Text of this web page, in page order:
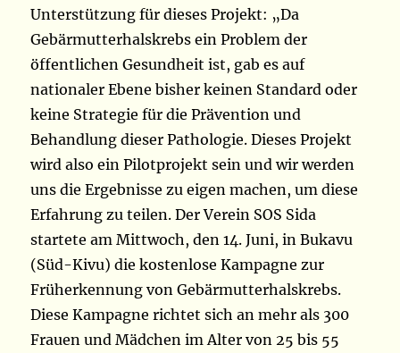
Unterstützung für dieses Projekt: „Da
Gebärmutterhalskrebs ein Problem der
öffentlichen Gesundheit ist, gab es auf
nationaler Ebene bisher keinen Standard oder
keine Strategie für die Prävention und
Behandlung dieser Pathologie. Dieses Projekt
wird also ein Pilotprojekt sein und wir werden
uns die Ergebnisse zu eigen machen, um diese
Erfahrung zu teilen. Der Verein SOS Sida
startete am Mittwoch, den 14. Juni, in Bukavu
(Süd-Kivu) die kostenlose Kampagne zur
Früherkennung von Gebärmutterhalskrebs.
Diese Kampagne richtet sich an mehr als 300
Frauen und Mädchen im Alter von 25 bis 55